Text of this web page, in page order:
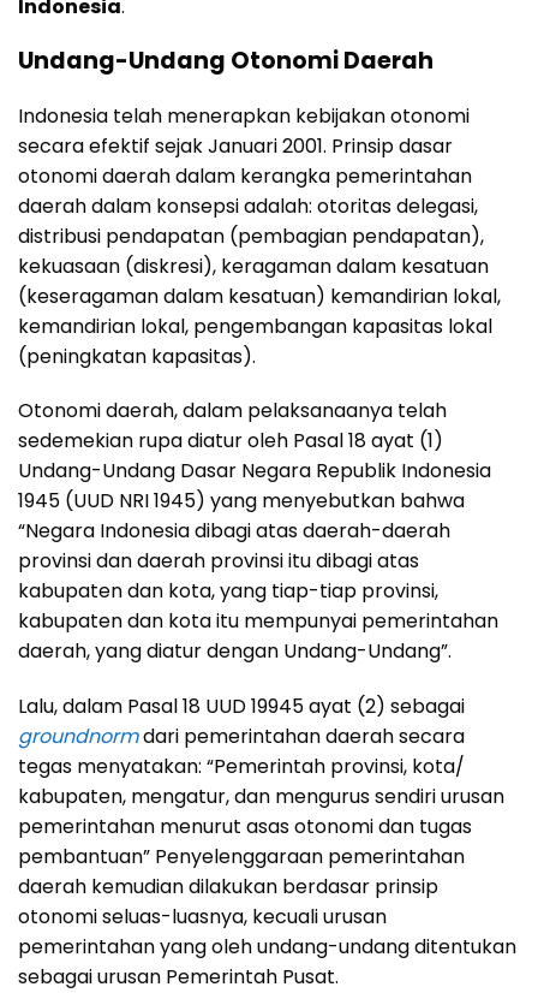
Indonesia.
Undang-Undang Otonomi Daerah
Indonesia telah menerapkan kebijakan otonomi
secara efektif sejak Januari 2001. Prinsip dasar
otonomi daerah dalam kerangka pemerintahan
daerah dalam konsepsi adalah: otoritas delegasi,
distribusi pendapatan (pembagian pendapatan),
kekuasaan (diskresi), keragaman dalam kesatuan
(keseragaman dalam kesatuan) kemandirian lokal,
kemandirian lokal, pengembangan kapasitas lokal
(peningkatan kapasitas).
Otonomi daerah, dalam pelaksanaanya telah
sedemekian rupa diatur oleh Pasal 18 ayat (1)
Undang-Undang Dasar Negara Republik Indonesia
1945 (UUD NRI 1945) yang menyebutkan bahwa
“Negara Indonesia dibagi atas daerah-daerah
provinsi dan daerah provinsi itu dibagi atas
kabupaten dan kota, yang tiap-tiap provinsi,
kabupaten dan kota itu mempunyai pemerintahan
daerah, yang diatur dengan Undang-Undang”.
Lalu, dalam Pasal 18 UUD 19945 ayat (2) sebagai
groundnormdari pemerintahan daerah secara
tegas menyatakan: “Pemerintah provinsi, kota/
kabupaten, mengatur, dan mengurus sendiri urusan
pemerintahan menurut asas otonomi dan tugas
pembantuan” Penyelenggaraan pemerintahan
daerah kemudian dilakukan berdasar prinsip
otonomi seluas-luasnya, kecuali urusan
pemerintahan yang oleh undang-undang ditentukan
sebagai urusan Pemerintah Pusat.